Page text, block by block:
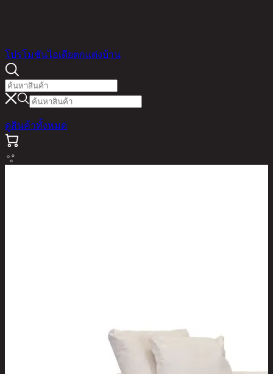
โปรโมชันไอเดียตกแต่งบ้าน
ดูสินค้าทั้งหมด